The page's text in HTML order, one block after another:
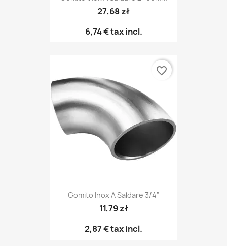
27,68 zł
6,74 €tax incl.
Gomito Inox A Saldare 3/4"
11,79 zł
2,87 €tax incl.
favorite_border